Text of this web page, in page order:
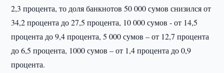
2,3 процента, то доля банкнотов 50 000 сумов снизился от
34,2 процента до 27,5 процента, 10 000 сумов - от 14,5
процента до 9,4 процента, 5 000 сумов – от 12,7 процента
до 6,5 процента, 1000 сумов – от 1,4 процента до 0,9
процента.